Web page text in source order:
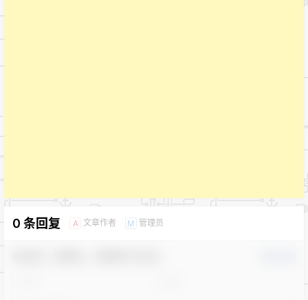
0 条回复 A 文章作者 M 管理员